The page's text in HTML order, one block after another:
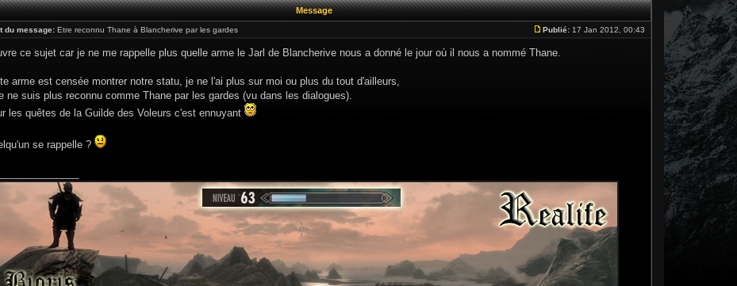
Message
du message: Etre reconnu Thane à Blancherive par les gardes Publié: 17 Jan 2012, 00:43
ce sujet car je ne me rappelle plus quelle arme le Jarl de Blancherive nous a donné le jour où il nous a nommé Thane.
arme est censée montrer notre statu, je ne l'ai plus sur moi ou plus du tout d'ailleurs,
ne suis plus reconnu comme Thane par les gardes (vu dans les dialogues).
les quêtes de la Guilde des Voleurs c'est ennuyant
se rappelle ?